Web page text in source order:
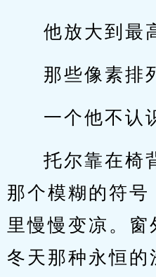
他放大到最
那些像素排
一个他不认
托尔靠在椅
那个模糊的符号
里慢慢变凉。窗
冬天那种永恒的